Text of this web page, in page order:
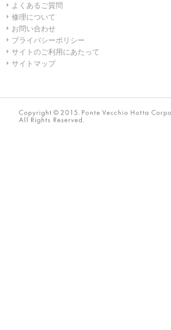
EME（エメ／着せ替えネックレス）
SOLOMIO（ソロミオ／イニシャルシリーズ）
AMICHETTI（アミケッティ／アニマルモチーフ）
PURE 10（ピュアテン）
幸せのブライダルリング選び
私たちらしく選ぶ 婚約指輪・結婚指輪
Ponte Vecchioのダイヤモンドについて
ブライダルサービス
会社概要
採用情報
オンラインショップ トップ
ALL
ネックレス
よくあるご質問
修理について
お問い合わせ
プライバシーポリシー
サイトのご利用にあたって
サイトマップ